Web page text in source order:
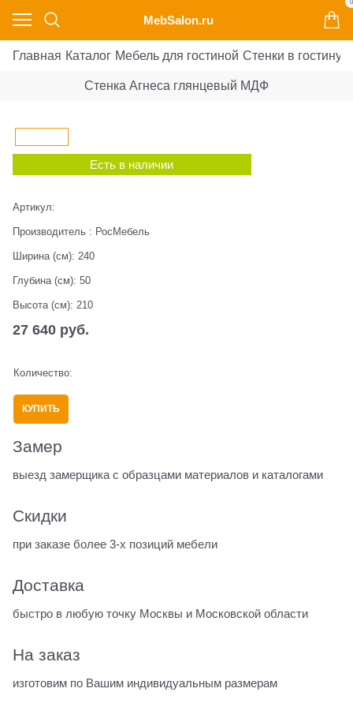
MebSalon.ru
0
Главная Каталог Мебель для гостиной Стенки в гостиную
Стенка Агнеса глянцевый МДФ
Есть в наличии
Артикул:
Производитель : РосМебель
Ширина (см): 240
Глубина (см): 50
Высота (см): 210
27 640 руб.
Количество:
КУПИТЬ
Замер
выезд замерщика с образцами материалов и каталогами
Скидки
при заказе более 3-х позиций мебели
Доставка
быстро в любую точку Москвы и Московской области
На заказ
изготовим по Вашим индивидуальным размерам